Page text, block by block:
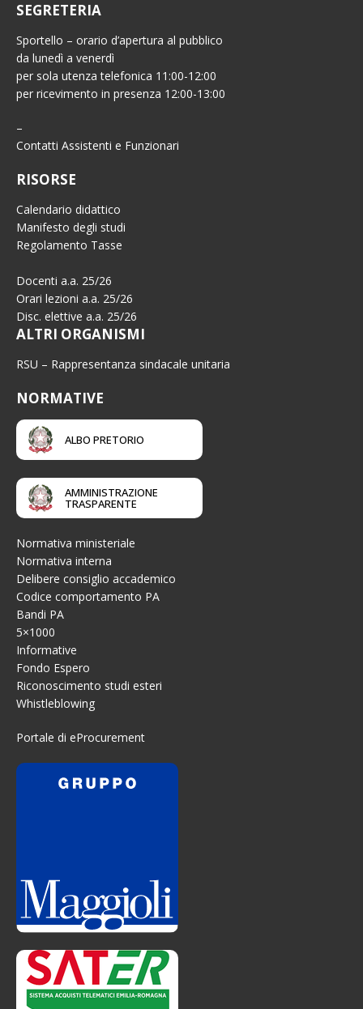
SEGRETERIA
Sportello – orario d’apertura al pubblico
da lunedì a venerdì
per sola utenza telefonica 11:00-12:00
per ricevimento in presenza 12:00-13:00
–
Contatti Assistenti e Funzionari
RISORSE
Calendario didattico
Manifesto degli studi
Regolamento Tasse
Docenti a.a. 25/26
Orari lezioni a.a. 25/26
Disc. elettive a.a. 25/26
ALTRI ORGANISMI
RSU – Rappresentanza sindacale unitaria
NORMATIVE
ALBO PRETORIO
AMMINISTRAZIONE
TRASPARENTE
Normativa ministeriale
Normativa interna
Delibere consiglio accademico
Codice comportamento PA
Bandi PA
5×1000
Informative
Fondo Espero
Riconoscimento studi esteri
Whistleblowing
Portale di eProcurement